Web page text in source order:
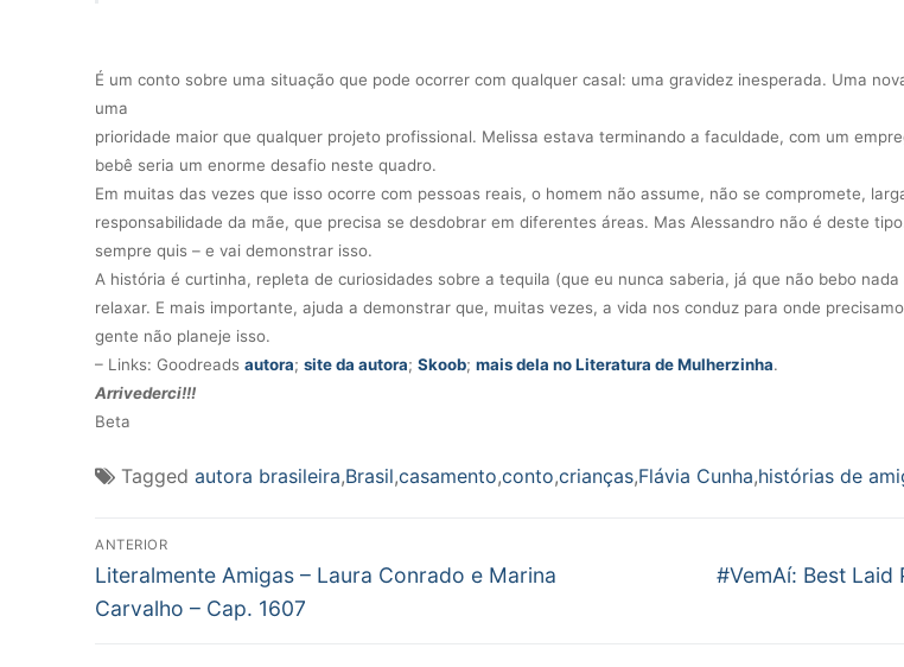
É um conto sobre uma situação que pode ocorrer com qualquer casal: uma gravidez inesperada. Uma
uma
prioridade maior que qualquer projeto profissional. Melissa estava terminando a faculdade, com um
bebê seria um enorme desafio neste quadro.
Em muitas das vezes que isso ocorre com pessoas reais, o homem não assume, não se compromete,
responsabilidade da mãe, que precisa se desdobrar em diferentes áreas. Mas Alessandro não é deste
sempre quis – e vai demonstrar isso.
A história é curtinha, repleta de curiosidades sobre a tequila (que eu nunca saberia, já que não bebo
relaxar. E mais importante, ajuda a demonstrar que, muitas vezes, a vida nos conduz para onde
gente não planeje isso.
– Links: Goodreads autora; site da autora; Skoob; mais dela no Literatura de Mulherzinha.
Arrivederci!!!
Beta
Tagged autora brasileira,Brasil,casamento,conto,crianças,Flávia Cunha,histórias de
Navegação
de
ANTERIOR
Post
anterior:
Literalmente Amigas – Laura Conrado e Marina
Carvalho – Cap. 1607
Próximo
#VemAí: Best Laid